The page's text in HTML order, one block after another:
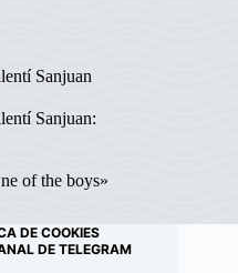
Sanjuan
Sanjuan:
of the boys»
DE COOKIES
DE TELEGRAM